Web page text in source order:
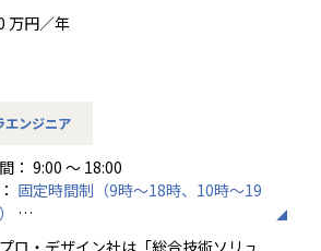
スが取りやすいです。
ーとして業界価値を高めるために、
組みを行っています。
改善による給与水準の向上や、
強みを磨き続ける環境づくりができる
ニアとしてプロジェクトを統括する社
械、精密機器、電子部品、医療機器な
、多様なプロジェクトからエンジニア
むことのできる環境を提供していま
人ひとりの専門性向上と高付加価値化
EDA環境の運用・管理を担当いただき
万円／年
エンジニア
： 9:00 ～ 18:00
固定時間制（9時～18時、10時～19
労働の有無： 有（月平均20時間）
ロ・デザイン社は「総合技術ソリュ